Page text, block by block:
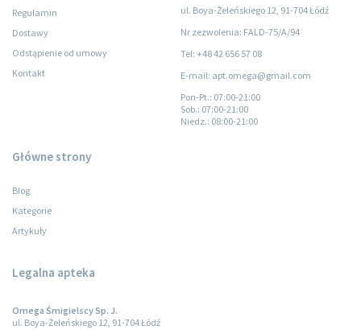
Regulamin
Dostawy
Odstąpienie od umowy
Kontakt
ul. Boya-Żeleńskiego 12, 91-704 Łódź
Nr zezwolenia: FALD-75/A/94
Tel: +48 42 656 57 08
E-mail: apt.omega@gmail.com
Pon-Pt.: 07:00-21:00
Sob.: 07:00-21:00
Niedz.: 08:00-21:00
Główne strony
Blog
Kategorie
Artykuły
Legalna apteka
Omega Śmigielscy Sp. J.
ul. Boya-Żeleńskiego 12, 91-704 Łódź